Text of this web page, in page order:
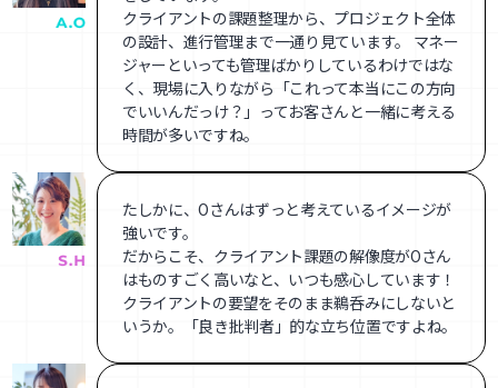
クライアントの課題整理から、プロジェクト全体
の設計、進行管理まで一通り見ています。 マネー
ジャーといっても管理ばかりしているわけではな
く、現場に入りながら「これって本当にこの方向
でいいんだっけ？」ってお客さんと一緒に考える
時間が多いですね。
たしかに、Oさんはずっと考えているイメージが
強いです。
だからこそ、クライアント課題の解像度がOさん
はものすごく高いなと、いつも感心しています！
クライアントの要望をそのまま鵜呑みにしないと
いうか。「良き批判者」的な立ち位置ですよね。